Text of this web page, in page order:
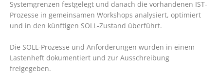
Systemgrenzen festgelegt und danach die vorhandenen IST-
Prozesse in gemeinsamen Workshops analysiert, optimiert
und in den künftigen SOLL-Zustand überführt.
Die SOLL-Prozesse und Anforderungen wurden in einem
Lastenheft dokumentiert und zur Ausschreibung
freigegeben.